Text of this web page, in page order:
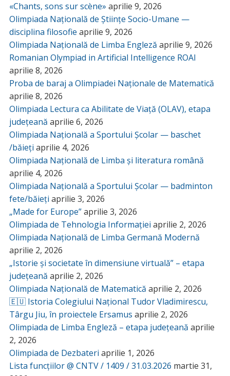
«Chants, sons sur scène» aprilie 9, 2026
Olimpiada Națională de Științe Socio-Umane —
disciplina filosofie aprilie 9, 2026
Olimpiada Națională de Limba Engleză aprilie 9, 2026
Romanian Olympiad in Artificial Intelligence ROAI
aprilie 8, 2026
Proba de baraj a Olimpiadei Naționale de Matematică
aprilie 8, 2026
Olimpiada Lectura ca Abilitate de Viață (OLAV), etapa
județeană aprilie 6, 2026
Olimpiada Națională a Sportului Școlar — baschet
/băieți aprilie 4, 2026
Olimpiada Națională de Limba și literatura română
aprilie 4, 2026
Olimpiada Națională a Sportului Școlar — badminton
fete/băieți aprilie 3, 2026
„Made for Europe”aprilie 3, 2026
Olimpiada de Tehnologia Informației aprilie 2, 2026
Olimpiada Națională de Limba Germană Modernă
aprilie 2, 2026
„Istorie și societate în dimensiune virtuală” – etapa
județeană aprilie 2, 2026
Olimpiada Națională de Matematică aprilie 2, 2026
🇪🇺 Istoria Colegiului Național Tudor Vladimirescu,
Târgu Jiu, în proiectele Ersamus aprilie 2, 2026
Olimpiada de Limba Engleză – etapa județeană aprilie
2, 2026
Olimpiada de Dezbateri aprilie 1, 2026
Lista funcțiilor @ CNTV / 1409 / 31.03.2026 martie 31,